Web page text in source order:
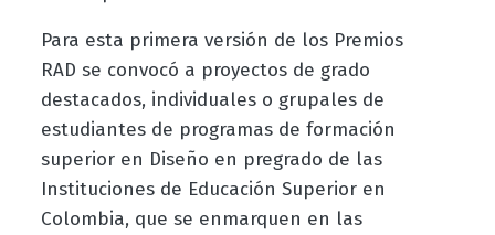
Para esta primera versión de los Premios
RAD se convocó a proyectos de grado
destacados, individuales o grupales de
estudiantes de programas de formación
superior en Diseño en pregrado de las
Instituciones de Educación Superior en
Colombia, que se enmarquen en las